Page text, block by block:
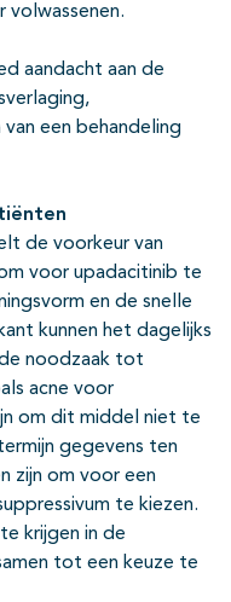
volwassenen.
aandacht aan de
een behandeling
de voorkeur van
voor upadacitinib te
en de snelle
kunnen het dagelijks
noodzaak tot
acne voor
om dit middel niet te
gegevens ten
zijn om voor een
te kiezen.
krijgen in de
tot een keuze te